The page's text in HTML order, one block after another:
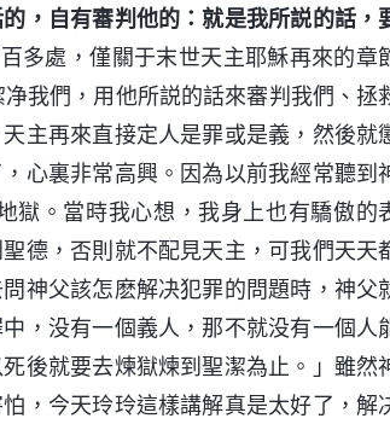
，自有審判他的：就是我所説的話，
多處，僅關于末世天主耶穌再來的章
我們，用他所説的話來審判我們、拯
主再來直接定人是罪或是義，然後就
心裏非常高興。因為以前我經常聽到
獄。當時我心想，我身上也有驕傲的
德，否則就不配見天主，可我們天天
神父該怎麽解决犯罪的問題時，神父
，没有一個義人，那不就没有一個人
後就要去煉獄煉到聖潔為止。」雖然
，今天玲玲這樣講解真是太好了，解